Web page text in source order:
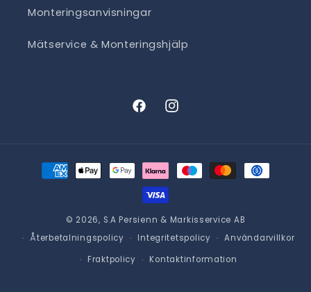
Monteringsanvisningar
Mätservice & Monteringshjälp
FacebookInstagram
Betalningsmetoder
© 2026, S.A Persienn & Markisservice AB
Återbetalningspolicy
Integritetspolicy
Användarvillkor
Fraktpolicy
Kontaktinformation